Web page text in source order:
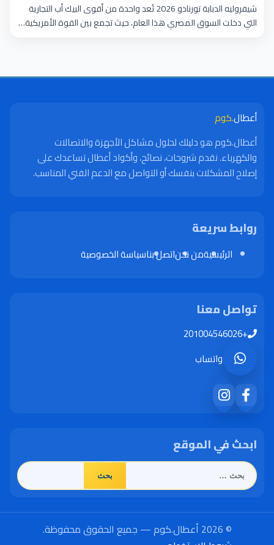
شيفروليه الدبابة تورنادو 2026 تُعد واحدة من أقوى البيك أب التجارية
التي دخلت السوق المصري هذا العام، حيث تجمع بين القوة الأمريكية…
أعطال.كوم
أعطال.كوم هو دليلك لحلول مشاكل الأجهزة والاتصالات
والكهرباء. نقدم شروحات، نصائح، وأكواد أعطال تساعدك على
إصلاح المشكلات بنفسك أو التواصل مع الدعم الفني المناسب.
روابط سريعة
الرئيسيةمن نحناتصل بناسياسة الخصوصية
تواصل معنا
+201004546026
واتساب
ابحث في الموقع
البحث
عن:
© 2026 أعطال.كوم — جميع الحقوق محفوظة.